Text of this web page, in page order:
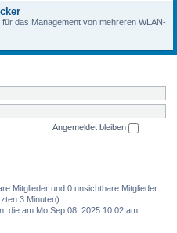
das Management von mehreren WLAN-
Angemeldet bleiben
Mitglieder und 0 unsichtbare Mitglieder
3 Minuten)
die am Mo Sep 08, 2025 10:02 am